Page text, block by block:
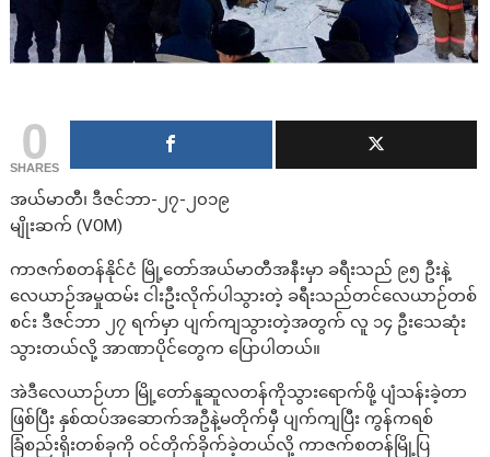
0
SHARES
အယ်မာတီ၊ ဒီဇင်ဘာ-၂၇-၂၀၁၉
မျိုးဆက် (VOM)
ကာဇက်စတန်နိုင်ငံ မြို့တော်အယ်မာတီအနီးမှာ ခရီးသည် ၉၅ ဦးနဲ့
လေယာဉ်အမှုထမ်း ငါးဦးလိုက်ပါသွားတဲ့ ခရီးသည်တင်လေယာဉ်တစ်
စင်း ဒီဇင်ဘာ ၂၇ ရက်မှာ ပျက်ကျသွားတဲ့အတွက် လူ ၁၄ ဦးသေဆုံး
သွားတယ်လို့ အာဏာပိုင်တွေက ပြောပါတယ်။
အဲဒီလေယာဉ်ဟာ မြို့တော်နူဆူလတန်ကိုသွားရောက်ဖို့ ပျံသန်းခဲ့တာ
ဖြစ်ပြီး နှစ်ထပ်အဆောက်အဦနဲ့မတိုက်မှီ ပျက်ကျပြီး ကွန်ကရစ်
ခြံစည်းရိုးတစ်ခုကို ဝင်တိုက်ခိုက်ခဲ့တယ်လို့ ကာဇက်စတန်မြို့ပြ